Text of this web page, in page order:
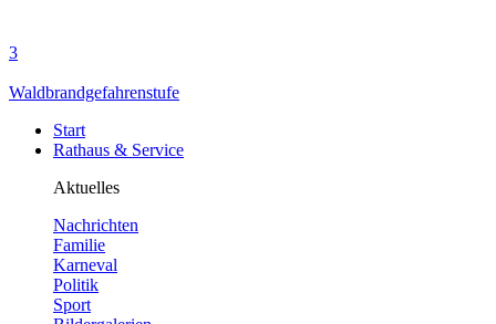
3
Waldbrandgefahrenstufe
Start
Rathaus & Service
Aktuelles
Nachrichten
Familie
Karneval
Politik
Sport